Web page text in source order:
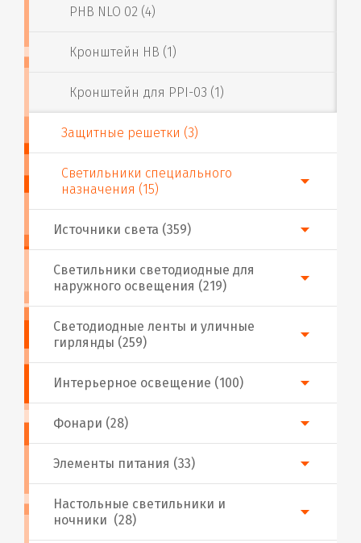
Фонари (28)
Настольные светильники и
ночники (28)
Интерьерное освещение (100)
Источники света (359)
Светодиодные ленты и уличные
гирлянды (259)
PHB NLO 02 (4)
Кронштейн HB (1)
Кронштейн для PPI-03 (1)
Защитные решетки (3)
Светильники специального
назначения (15)
Светильники светодиодные для
наружного освещения (219)
Элементы питания (33)